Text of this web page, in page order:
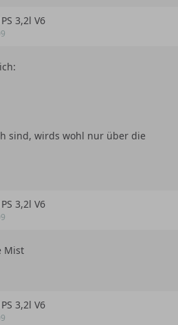
3,2l V6
sind, wirds wohl nur über die
3,2l V6
Mist
3,2l V6